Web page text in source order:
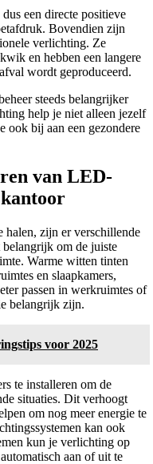
een directe positieve
Bovendien zijn
verlichting. Ze
en hebben een langere
wordt geproduceerd.
steeds belangrijker
help je niet alleen jezelf
ook bij aan een gezondere
van LED-
zijn er verschillende
om de juiste
Warme witten tinten
en slaapkamers,
passen in werkruimtes of
belangrijk zijn.
voor 2025
te installeren om de
situaties. Dit verhoogt
om nog meer energie te
kan ook
kun je verlichting op
aan of uit te